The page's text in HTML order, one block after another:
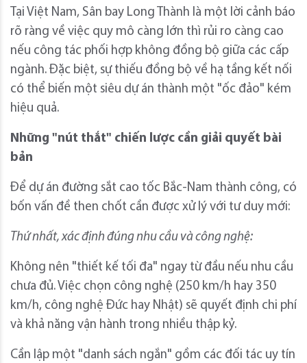
Tại Việt Nam, Sân bay Long Thành là một lời cảnh báo
rõ ràng về việc quy mô càng lớn thì rủi ro càng cao
nếu công tác phối hợp không đồng bộ giữa các cấp
ngành. Đặc biệt, sự thiếu đồng bộ về hạ tầng kết nối
có thể biến một siêu dự án thành một "ốc đảo" kém
hiệu quả.
Những "nút thắt" chiến lược cần giải quyết bài
bản
Để dự án đường sắt cao tốc Bắc-Nam thành công, có
bốn vấn đề then chốt cần được xử lý với tư duy mới:
Thứ nhất, xác định đúng nhu cầu và công nghệ:
Không nên "thiết kế tối đa" ngay từ đầu nếu nhu cầu
chưa đủ. Việc chọn công nghệ (250 km/h hay 350
km/h, công nghệ Đức hay Nhật) sẽ quyết định chi phí
và khả năng vận hành trong nhiều thập kỷ.
Cần lập một "danh sách ngắn" gồm các đối tác uy tín